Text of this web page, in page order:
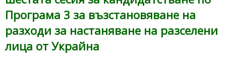
Програма 3 за възстановяване на
разходи за настаняване на разселени
лица от Украйна